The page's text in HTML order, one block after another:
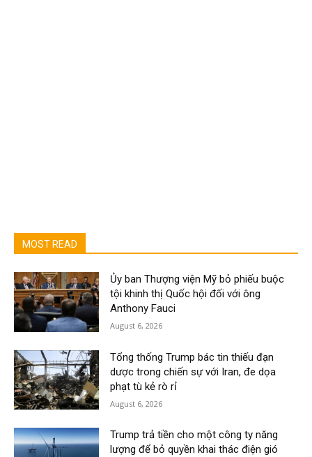
MOST READ
Ủy ban Thượng viện Mỹ bỏ phiếu buộc
tội khinh thị Quốc hội đối với ông
Anthony Fauci
August 6, 2026
Tổng thống Trump bác tin thiếu đạn
dược trong chiến sự với Iran, đe dọa
phạt tù kẻ rò rỉ
August 6, 2026
Trump trả tiền cho một công ty năng
lượng để bỏ quyền khai thác điện gió